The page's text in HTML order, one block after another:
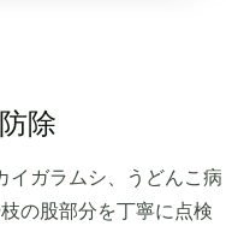
除
イガラムシ、うどんこ病
の股部分を丁寧に点検